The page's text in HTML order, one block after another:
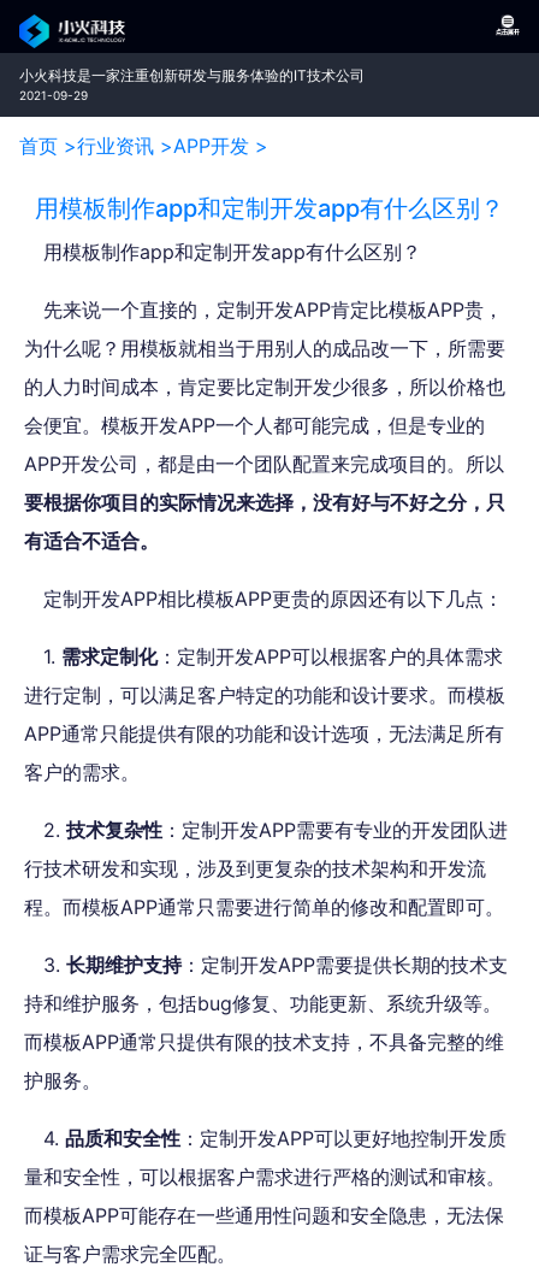
小火科技是一家注重创新研发与服务体验的IT技术公司
2021-09-29
首页 >行业资讯 >APP开发 >
用模板制作app和定制开发app有什么区别？
用模板制作app和定制开发app有什么区别？
先来说一个直接的，定制开发APP肯定比模板APP贵，
为什么呢？用模板就相当于用别人的成品改一下，所需要
的人力时间成本，肯定要比定制开发少很多，所以价格也
会便宜。模板开发APP一个人都可能完成，但是专业的
APP开发公司，都是由一个团队配置来完成项目的。所以
要根据你项目的实际情况来选择，没有好与不好之分，只
有适合不适合。
定制开发APP相比模板APP更贵的原因还有以下几点：
1. 需求定制化：定制开发APP可以根据客户的具体需求
进行定制，可以满足客户特定的功能和设计要求。而模板
APP通常只能提供有限的功能和设计选项，无法满足所有
客户的需求。
2. 技术复杂性 ：定制开发APP需要有专业的开发团队进
行技术研发和实现，涉及到更复杂的技术架构和开发流
程。而模板APP通常只需要进行简单的修改和配置即可。
3. 长期维护支持：定制开发APP需要提供长期的技术支
持和维护服务，包括bug修复、功能更新、系统升级等。
而模板APP通常只提供有限的技术支持，不具备完整的维
护服务。
4. 品质和安全性 ：定制开发APP可以更好地控制开发质
量和安全性，可以根据客户需求进行严格的测试和审核。
而模板APP可能存在一些通用性问题和安全隐患，无法保
证与客户需求完全匹配。